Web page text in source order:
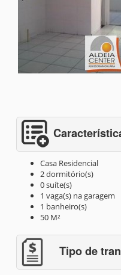
Casa Residencial
2 dormitório(s)
0 suíte(s)
1 vaga(s) na garagem
1 banheiro(s)
50 M²
Tipo de